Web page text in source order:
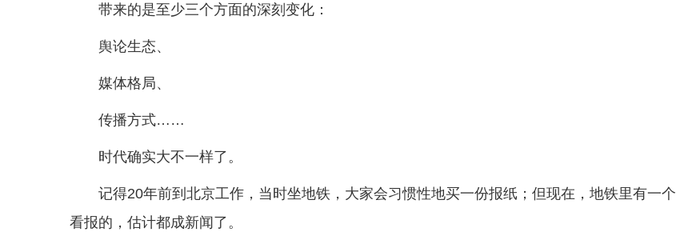
带来的是至少三个方面的深刻变化：
舆论生态、
媒体格局、
传播方式……
时代确实大不一样了。
记得20年前到北京工作，当时坐地铁，大家会习惯性地买一份报纸；但现在，地铁里有一个
看报的，估计都成新闻了。